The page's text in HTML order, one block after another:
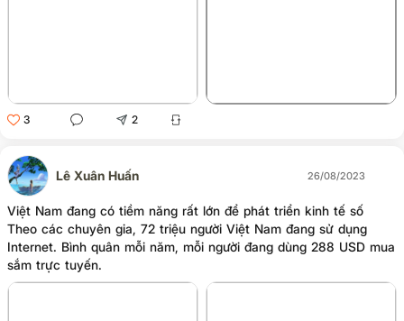
3 2
Lê Xuân Huấn 26/08/2023
Việt Nam đang có tiềm năng rất lớn để phát triển kinh tế số
Theo các chuyên gia, 72 triệu người Việt Nam đang sử dụng
Internet. Bình quân mỗi năm, mỗi người đang dùng 288 USD mua
sắm trực tuyến.